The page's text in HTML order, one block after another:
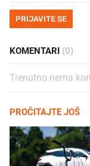
PRIJAVITE SE
KOMENTARI (0)
Trenutno nema
PROČITAJTE JOŠ